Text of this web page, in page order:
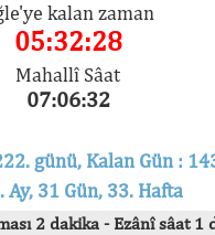
kalan zaman
05:32:28
Mahallî Sâat
07:06:32
günü, Kalan Gün :
Ay, 31 Gün, 33. Hafta
2 dakika - Ezânî sâat